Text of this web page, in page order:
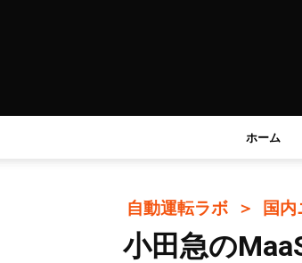
ホーム
自動運転ラボ ＞ 国内
小田急の